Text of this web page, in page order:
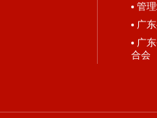
管
广
广
合会